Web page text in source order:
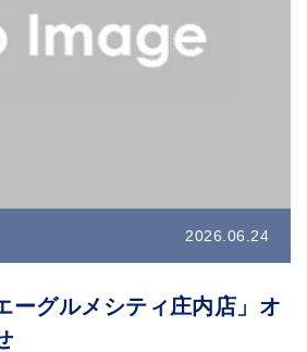
2026.06.24
ーグルメシティ庄内店」オ